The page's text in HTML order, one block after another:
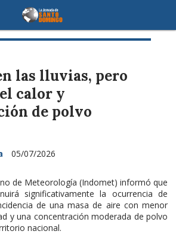
las lluvias, pero
calor y
de polvo
05/07/2026
de Meteorología (Indomet) informó que
significativamente la ocurrencia de
de una masa de aire con menor
y una concentración moderada de polvo
nacional.